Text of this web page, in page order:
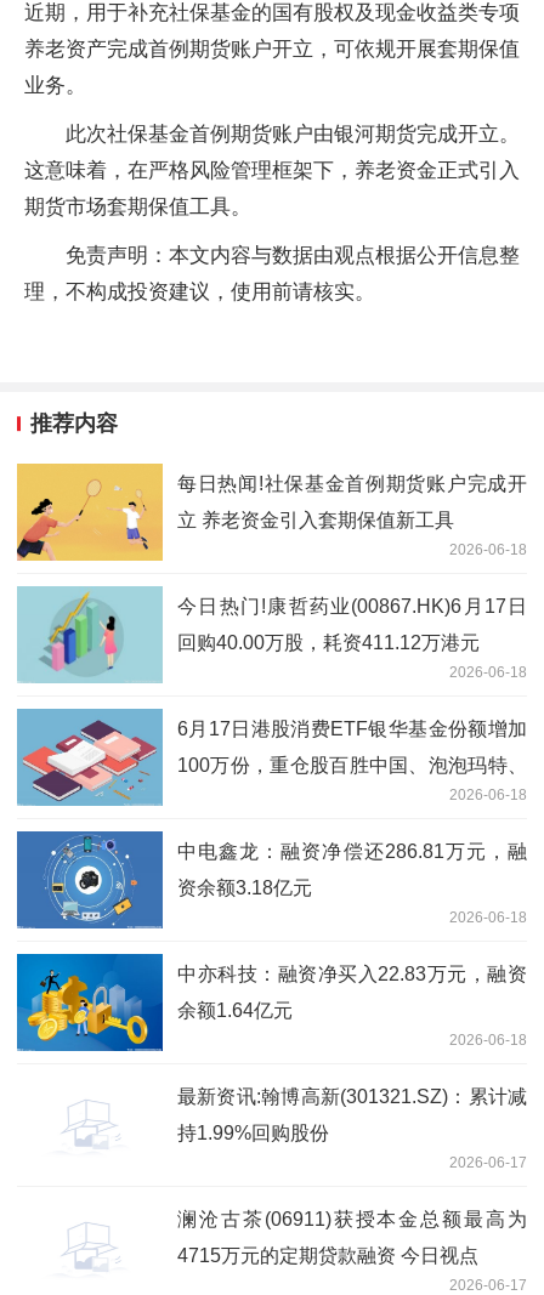
近期，用于补充社保基金的国有股权及现金收益类专项
养老资产完成首例期货账户开立，可依规开展套期保值
业务。
此次社保基金首例期货账户由银河期货完成开立。
这意味着，在严格风险管理框架下，养老资金正式引入
期货市场套期保值工具。
免责声明：本文内容与数据由观点根据公开信息整
理，不构成投资建议，使用前请核实。
推荐内容
每日热闻!社保基金首例期货账户完成开
立 养老资金引入套期保值新工具
2026-06-18
今日热门!康哲药业(00867.HK)6月17日
回购40.00万股，耗资411.12万港元
2026-06-18
6月17日港股消费ETF银华基金份额增加
100万份，重仓股百胜中国、泡泡玛特、
2026-06-18
中电鑫龙：融资净偿还286.81万元，融
资余额3.18亿元
2026-06-18
中亦科技：融资净买入22.83万元，融资
余额1.64亿元
2026-06-18
最新资讯:翰博高新(301321.SZ)：累计减
持1.99%回购股份
2026-06-17
澜沧古茶(06911)获授本金总额最高为
4715万元的定期贷款融资 今日视点
2026-06-17